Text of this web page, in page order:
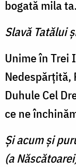
bogată mila ta.
Slavă Tatălui
Unime în Trei
Nedespărţită,
Duhule Cel
ce ne
Şi acum şi
(a